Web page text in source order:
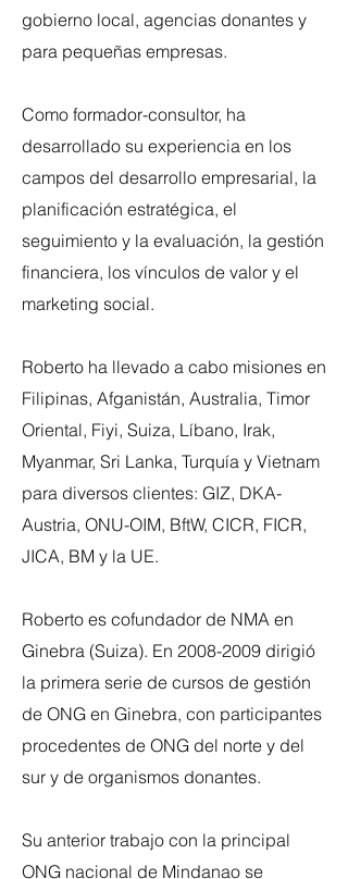
gobierno local, agencias donantes y
para pequeñas empresas.
Como formador-consultor, ha
desarrollado su experiencia en los
campos del desarrollo empresarial, la
planificación estratégica, el
seguimiento y la evaluación, la gestión
financiera, los vínculos de valor y el
marketing social.
Roberto ha llevado a cabo misiones en
Filipinas, Afganistán, Australia, Timor
Oriental, Fiyi, Suiza, Líbano, Irak,
Myanmar, Sri Lanka, Turquía y Vietnam
para diversos clientes: GIZ, DKA-
Austria, ONU-OIM, BftW, CICR, FICR,
JICA, BM y la UE.
Roberto es cofundador de NMA en
Ginebra (Suiza). En 2008-2009 dirigió
la primera serie de cursos de gestión
de ONG en Ginebra, con participantes
procedentes de ONG del norte y del
sur y de organismos donantes.
Su anterior trabajo con la principal
ONG nacional de Mindanao se